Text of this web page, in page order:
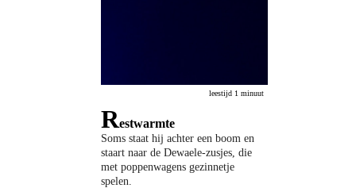
leestijd 1 minuut
Restwarmte
Soms staat hij achter een boom en
staart naar de Dewaele-zusjes, die
met poppenwagens gezinnetje
spelen.